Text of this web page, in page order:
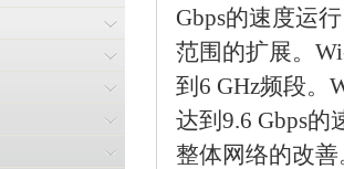
Gbps的速度运
范围的扩展。
到6 GHz频段。
达到9.6 Gbps
整体网络的改